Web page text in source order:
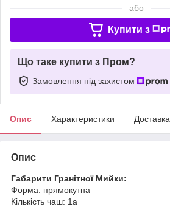
або
Купити з
Що таке купити з Пром?
Замовлення під захистом
Опис Характеристики Доставка
Опис
Габарити Гранітної Мийки:
Форма: прямокутна
Кількість чаш: 1a